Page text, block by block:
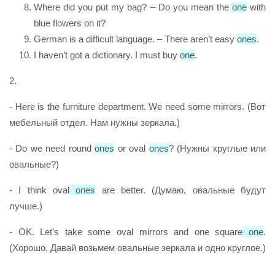
Where did you put my bag? – Do you mean the onewith
blue flowers on it?
German is a difficult language. – There aren’t easy ones.
I haven’t got a dictionary. I must buy one.
2.
- Here is the furniture department. We need some mirrors. (Вот
мебельный отдел. Нам нужны зеркала.)
- Do we need roundones or oval ones? (Нужны круглые или
овальные?)
- I think oval ones are better. (Думаю, овальные будут
лучше.)
- OK. Let’s take some oval mirrors and one square one.
(Хорошо. Давай возьмем овальные зеркала и одно круглое.)